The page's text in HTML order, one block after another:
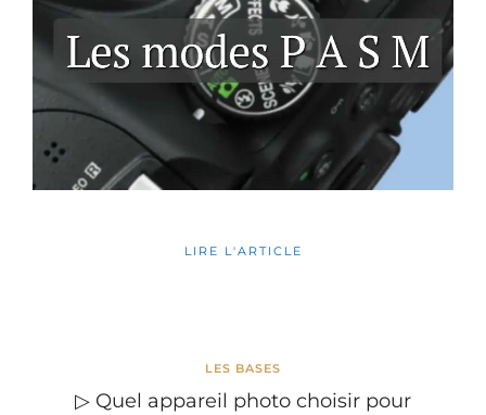
LIRE L'ARTICLE
LES BASES
▷ Quel appareil photo choisir pour